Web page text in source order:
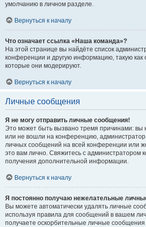
умолчанию в личном разделе.
Вернуться к началу
Что означает ссылка «Наша команда»?
На этой странице вы найдёте список
конференции и другую информацию, такую как
которые они модерируют.
Вернуться к началу
Личные сообщения
Я не могу отправить личные сообщения!
Это может быть вызвано тремя причинами: вы
или не вошли на конференцию, администратор
личных сообщений на всей конференции или
это вам лично. Свяжитесь с администратором
получения дополнительной информации.
Вернуться к началу
Я постоянно получаю нежелательные
Вы можете автоматически удалять личные
используя правила для сообщений в вашем
получаете оскорбительные личные сообщения